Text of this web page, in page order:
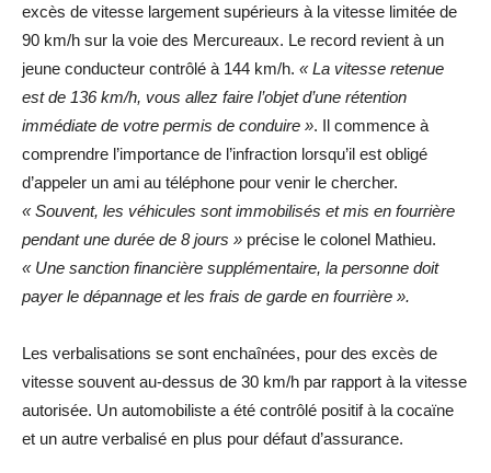
excès de vitesse largement supérieurs à la vitesse limitée de
90 km/h sur la voie des Mercureaux. Le record revient à un
jeune conducteur contrôlé à 144 km/h. « La vitesse retenue
est de 136 km/h, vous allez faire l’objet d’une rétention
immédiate de votre permis de conduire ». Il commence à
comprendre l’importance de l’infraction lorsqu’il est obligé
d’appeler un ami au téléphone pour venir le chercher.
« Souvent, les véhicules sont immobilisés et mis en fourrière
pendant une durée de 8 jours » précise le colonel Mathieu.
« Une sanction financière supplémentaire, la personne doit
payer le dépannage et les frais de garde en fourrière ».
Les verbalisations se sont enchaînées, pour des excès de
vitesse souvent au-dessus de 30 km/h par rapport à la vitesse
autorisée. Un automobiliste a été contrôlé positif à la cocaïne
et un autre verbalisé en plus pour défaut d’assurance.